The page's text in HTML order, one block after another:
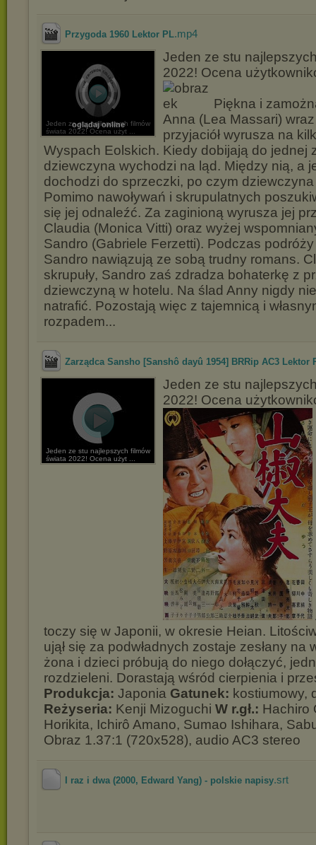
Przygoda 1960 Lektor PL.mp4
oglądaj online
Jeden ze stu najlepszych filmów
świata 2022! Ocena użyt ...
Jeden ze stu
2022! Ocena
Piękna i
Anna (Lea Massari)
przyjaciół wyrusza na
Wyspach Eolskich. Kiedy dobijają do jednej
dziewczyna wychodzi na ląd. Między nią, a
dochodzi do sprzeczki, po czym
Pomimo nawoływań i skrupulatnych
się jej odnaleźć. Za zaginioną wyrusza jej
Claudia (Monica Vitti) oraz wyżej
Sandro (Gabriele Ferzetti). Podczas
Sandro nawiązują ze sobą trudny romans.
skrupuły, Sandro zaś zdradza bohaterkę z
dziewczyną w hotelu. Na ślad Anny nigdy
natrafić. Pozostają więc z tajemnicą i
rozpadem...
Zarządca Sansho [Sanshô dayû 1954] BRRip AC3 Lektor
Jeden ze stu najlepszych filmów
świata 2022! Ocena użyt ...
Jeden ze stu
2022! Ocena
toczy się w Japonii, w okresie Heian.
ujął się za podwładnych zostaje zesłany na
żona i dzieci próbują do niego dołączyć,
rozdzieleni. Dorastają wśród cierpienia i
Produkcja: Japonia Gatunek: kostiumowy,
Reżyseria: Kenji Mizoguchi W r.gł.: Hachiro
Horikita, Ichirô Amano, Sumao Ishihara,
Obraz 1.37:1 (720x528), audio AC3 stereo
I raz i dwa (2000, Edward Yang) - polskie napisy.srt